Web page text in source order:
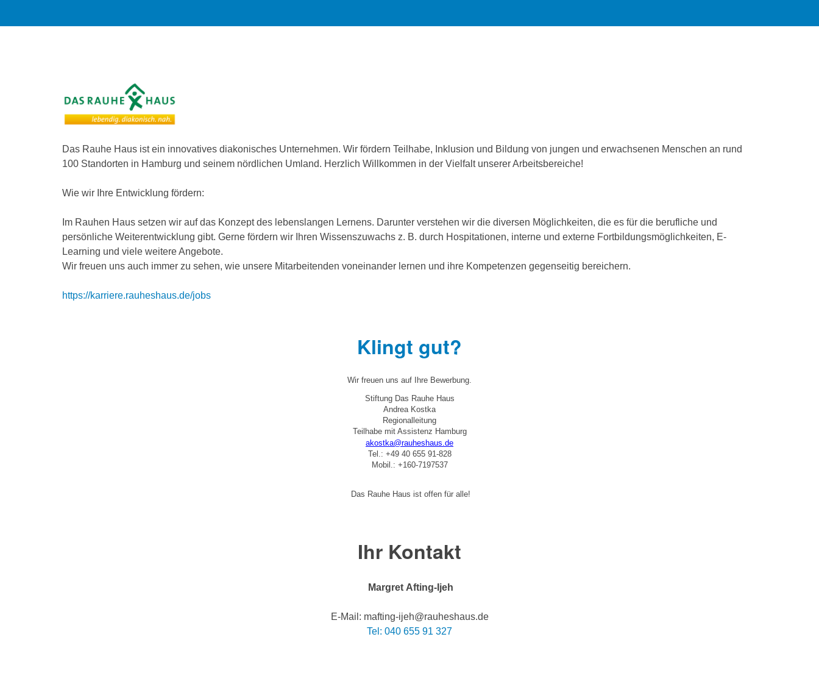
Das Rauhe Haus ist ein innovatives diakonisches Unternehmen. Wir fördern Teilhabe, Inklusion und Bildung von jungen und erwachsenen Menschen an rund
100 Standorten in Hamburg und seinem nördlichen Umland. Herzlich Willkommen in der Vielfalt unserer Arbeitsbereiche!
Wie wir Ihre Entwicklung fördern:
Im Rauhen Haus setzen wir auf das Konzept des lebenslangen Lernens. Darunter verstehen wir die diversen Möglichkeiten, die es für die berufliche und
persönliche Weiterentwicklung gibt. Gerne fördern wir Ihren Wissenszuwachs z. B. durch Hospitationen, interne und externe Fortbildungsmöglichkeiten, E-
Learning und viele weitere Angebote.
Wir freuen uns auch immer zu sehen, wie unsere Mitarbeitenden voneinander lernen und ihre Kompetenzen gegenseitig bereichern.
https://karriere.rauheshaus.de/jobs
Klingt gut?
Wir freuen uns auf Ihre Bewerbung.
Stiftung Das Rauhe Haus
Andrea Kostka
Regionalleitung
Teilhabe mit Assistenz Hamburg
akostka@rauheshaus.de
Tel.: +49 40 655 91-828
Mobil.: +160-7197537
Das Rauhe Haus ist offen für alle!
Ihr Kontakt
Margret Afting-Ijeh
E-Mail: mafting-ijeh@rauheshaus.de
Tel: 040 655 91 327